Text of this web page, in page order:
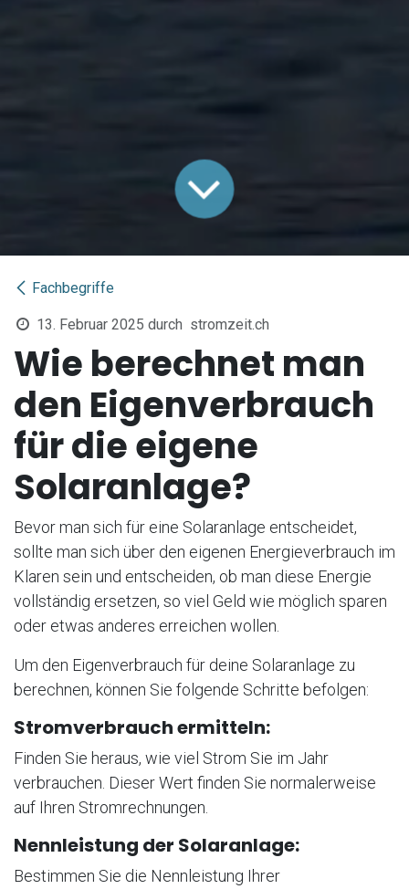
Fachbegriffe
13. Februar 2025 durch stromzeit.ch
Wie berechnet man
den Eigenverbrauch
für die eigene
Solaranlage?
Bevor man sich für eine Solaranlage entscheidet,
sollte man sich über den eigenen Energieverbrauch im
Klaren sein und entscheiden, ob man diese Energie
vollständig ersetzen, so viel Geld wie möglich sparen
oder etwas anderes erreichen wollen.
Um den Eigenverbrauch für deine Solaranlage zu
berechnen, können Sie folgende Schritte befolgen:
Stromverbrauch ermitteln:
Finden Sie heraus, wie viel Strom Sie im Jahr
verbrauchen. Dieser Wert finden Sie normalerweise
auf Ihren Stromrechnungen.
Nennleistung der Solaranlage:
Bestimmen Sie die Nennleistung Ihrer